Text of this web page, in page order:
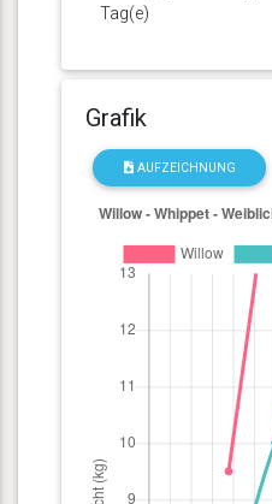
Tag(e)
Grafik
AUFZEICHNUNG